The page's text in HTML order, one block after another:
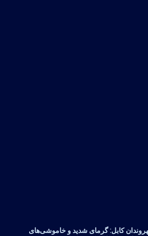
کابل: گرمای شدید و خاموشی‌های